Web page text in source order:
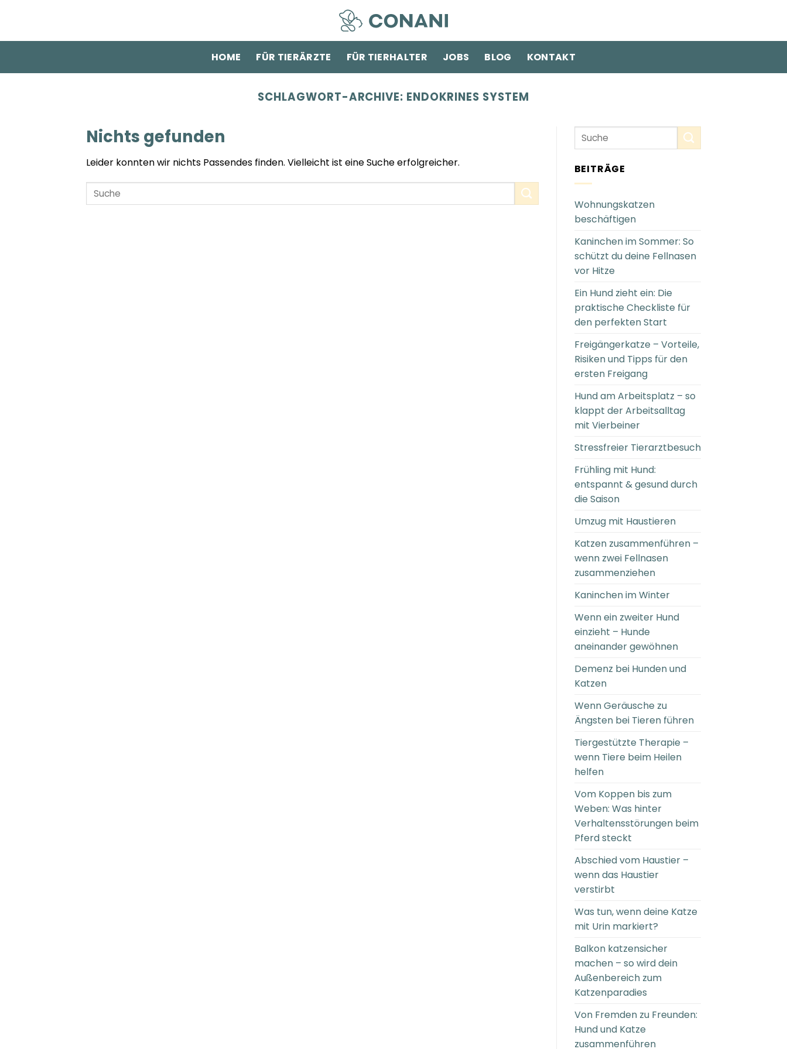
HOME
FÜR TIERÄRZTE FÜR TIERHALTER JOBS BLOG KONTAKT
SCHLAGWORT-ARCHIVE: ENDOKRINES SYSTEM
Nichts gefunden
Leider konnten wir nichts Passendes finden. Vielleicht ist eine Suche erfolgreicher. BEITRÄGE
Wohnungskatzen
beschäftigen
Kaninchen im Sommer: So
schützt du deine Fellnasen
vor Hitze
Ein Hund zieht ein: Die
praktische Checkliste für
den perfekten Start
Freigängerkatze – Vorteile,
Risiken und Tipps für den
ersten Freigang
Hund am Arbeitsplatz – so
klappt der Arbeitsalltag
mit Vierbeiner
Stressfreier Tierarztbesuch
Frühling mit Hund:
entspannt & gesund durch
die Saison
Umzug mit Haustieren
Katzen zusammenführen –
wenn zwei Fellnasen
zusammenziehen
Kaninchen im Winter
Wenn ein zweiter Hund
einzieht – Hunde
aneinander gewöhnen
Demenz bei Hunden und
Katzen
Wenn Geräusche zu
Ängsten bei Tieren führen
Tiergestützte Therapie –
wenn Tiere beim Heilen
helfen
Vom Koppen bis zum
Weben: Was hinter
Verhaltensstörungen beim
Pferd steckt
Abschied vom Haustier –
wenn das Haustier
verstirbt
Was tun, wenn deine Katze
mit Urin markiert?
Balkon katzensicher
machen – so wird dein
Außenbereich zum
Katzenparadies
Von Fremden zu Freunden:
Hund und Katze
zusammenführen